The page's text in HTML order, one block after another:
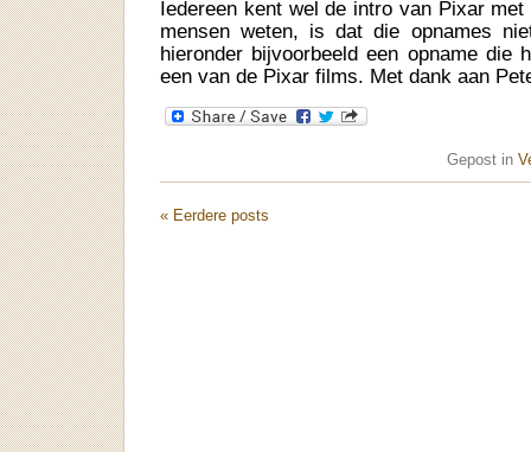
Iedereen kent wel de intro van Pixar
mensen weten, is dat die opnames
hieronder bijvoorbeeld een opname die
een van de Pixar films. Met dank aan
Gepost in
« Eerdere posts